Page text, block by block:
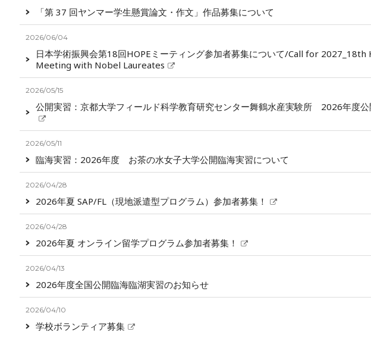
「第 37 回ヤンマー学生懸賞論文・作文」作品募集について
2026/06/04
日本学術振興会第18回HOPEミーティング参加者募集について/Call for 2027_18th
Meeting with Nobel Laureates
2026/05/15
公開実習：京都大学フィールド科学教育研究センター舞鶴水産実験所 2026年度公
2026/05/11
臨海実習：2026年度 お茶の水女子大学公開臨海実習について
2026/04/28
2026年夏 SAP/FL（現地派遣型プログラム）参加者募集！
2026/04/28
2026年夏 オンライン留学プログラム参加者募集！
2026/04/13
2026年度全国公開臨海臨湖実習のお知らせ
2026/04/10
学校ボランティア募集